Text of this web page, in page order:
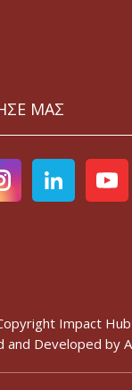
ΜΑΣ
Impact
and Developed by